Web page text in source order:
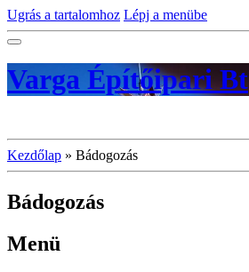
Ugrás a tartalomhoz Lépj a menübe
Varga Építőipari Bt
Kezdőlap » Bádogozás
Bádogozás
Menü